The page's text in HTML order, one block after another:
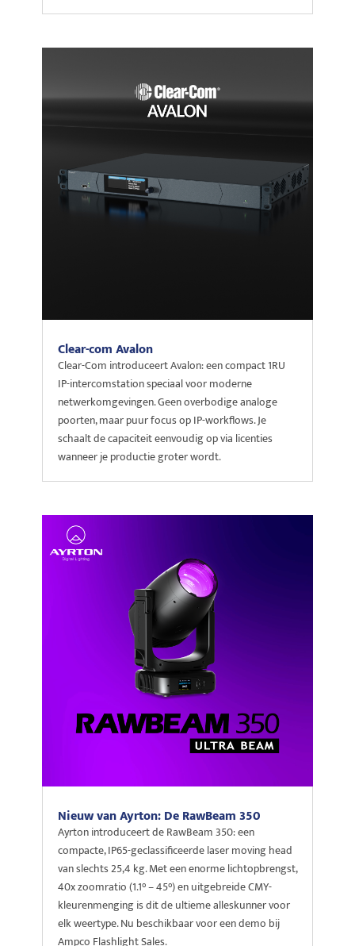
Clear-com Avalon
Clear-Com introduceert Avalon: een compact 1RU
IP-intercomstation speciaal voor moderne
netwerkomgevingen. Geen overbodige analoge
poorten, maar puur focus op IP-workflows. Je
schaalt de capaciteit eenvoudig op via licenties
wanneer je productie groter wordt.
Nieuw van Ayrton: De RawBeam 350
Ayrton introduceert de RawBeam 350: een
compacte, IP65-geclassificeerde laser moving head
van slechts 25,4 kg. Met een enorme lichtopbrengst,
40x zoomratio (1.1° – 45°) en uitgebreide CMY-
kleurenmenging is dit de ultieme alleskunner voor
elk weertype. Nu beschikbaar voor een demo bij
Ampco Flashlight Sales.